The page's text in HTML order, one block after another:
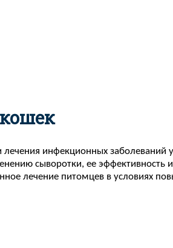
инфекционных
сыворотки, ее
лечение питомцев в условиях